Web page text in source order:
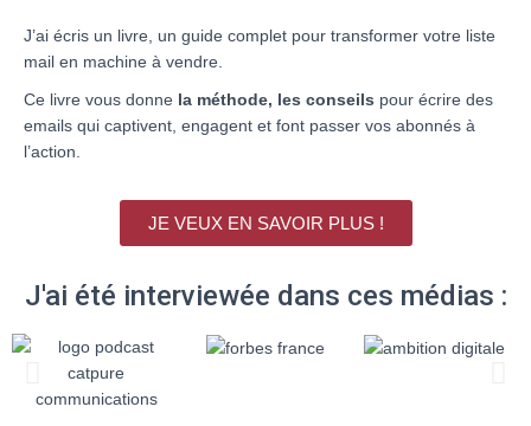
J’ai écris un livre, un guide complet pour transformer votre liste
mail en machine à vendre.
Ce livre vous donne la méthode, les conseils pour écrire des
emails qui captivent, engagent et font passer vos abonnés à
l’action.
JE VEUX EN SAVOIR PLUS !
J'ai été interviewée dans ces médias :